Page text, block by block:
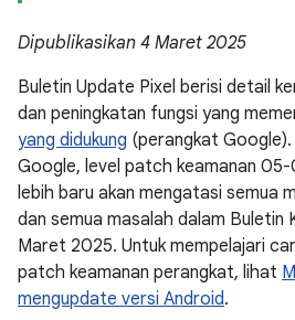
Dipublikasikan 4 Maret 2025
Buletin Update Pixel berisi detail
dan peningkatan fungsi yang
yang didukung (perangkat
Google, level patch keamanan
lebih baru akan mengatasi semua
dan semua masalah dalam Buletin
Maret 2025. Untuk mempelajari
patch keamanan perangkat, lihat
mengupdate versi Android.